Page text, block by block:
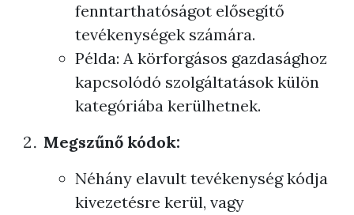
fenntarthatóságot elősegítő
tevékenységek számára.
Példa: A körforgásos gazdasághoz
kapcsolódó szolgáltatások külön
kategóriába kerülhetnek.
Megszűnő kódok:
Néhány elavult tevékenység kódja
kivezetésre kerül, vagy